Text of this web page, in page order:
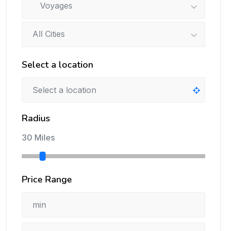
Voyages
All Cities
Select a location
Radius
30 Miles
Price Range